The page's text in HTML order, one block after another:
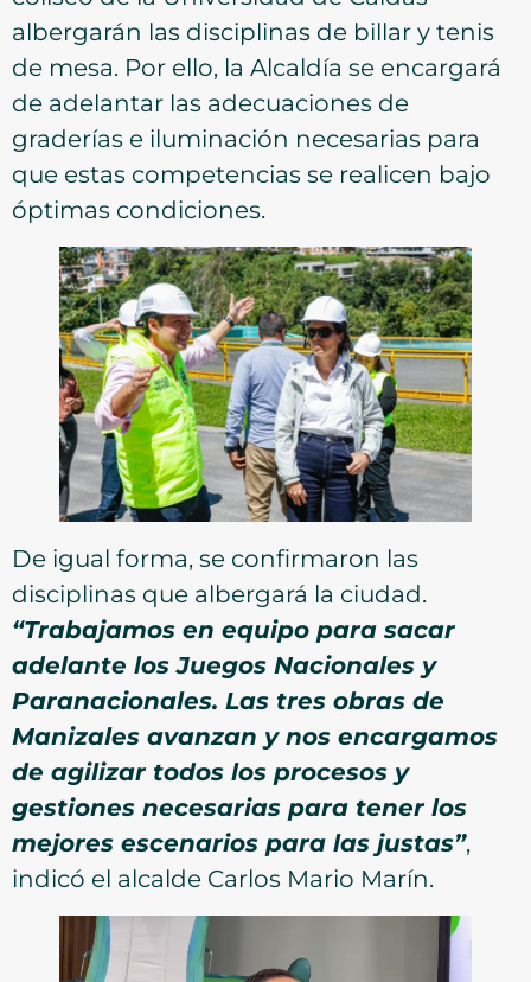
albergarán las disciplinas de billar y tenis
de mesa. Por ello, la Alcaldía se encargará
de adelantar las adecuaciones de
graderías e iluminación necesarias para
que estas competencias se realicen bajo
óptimas condiciones.
De igual forma, se confirmaron las
disciplinas que albergará la ciudad.
“Trabajamos en equipo para sacar
adelante los Juegos Nacionales y
Paranacionales. Las tres obras de
Manizales avanzan y nos encargamos
de agilizar todos los procesos y
gestiones necesarias para tener los
mejores escenarios para las justas”,
indicó el alcalde Carlos Mario Marín.